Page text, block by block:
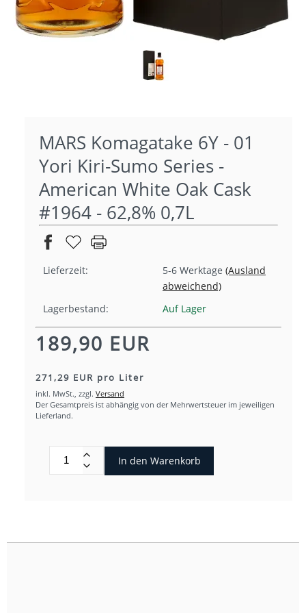
MARS Komagatake 6Y - 01
Yori Kiri-Sumo Series -
American White Oak Cask
#1964 - 62,8% 0,7L
Lieferzeit: 5-6 Werktage (Ausland
abweichend)
Lagerbestand:
Auf Lager
189,90 EUR
271,29 EUR pro Liter
inkl. MwSt., zzgl. Versand
Der Gesamtpreis ist abhängig von der Mehrwertsteuer im jeweiligen
Lieferland.
In den Warenkorb